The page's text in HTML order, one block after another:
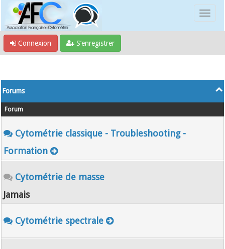
Connexion S’enregistrer
Forums
Forum
Cytométrie classique - Troubleshooting -
Formation
Cytométrie de masse
Jamais
Cytométrie spectrale